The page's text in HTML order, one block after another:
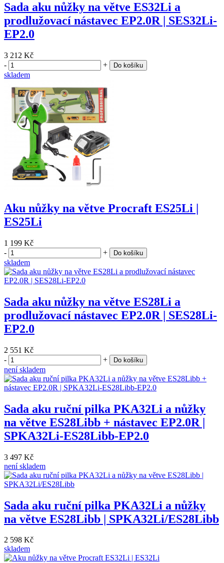
Sada aku nůžky na větve ES32Li a
prodlužovací nástavec EP2.0R | SES32Li-
EP2.0
3 212 Kč
-
+ Do košíku
skladem
Aku nůžky na větve Procraft ES25Li |
ES25Li
1 199 Kč
-
+ Do košíku
skladem
Sada aku nůžky na větve ES28Li a
prodlužovací nástavec EP2.0R | SES28Li-
EP2.0
2 551 Kč
-
+ Do košíku
není skladem
Sada aku ruční pilka PKA32Li a nůžky
na větve ES28Libb + nástavec EP2.0R |
SPKA32Li-ES28Libb-EP2.0
3 497 Kč
není skladem
Sada aku ruční pilka PKA32Li a nůžky
na větve ES28Libb | SPKA32Li/ES28Libb
2 598 Kč
skladem